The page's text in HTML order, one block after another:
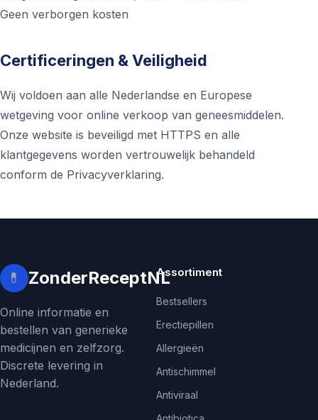
Geen verborgen kosten
Certificeringen & Veiligheid
Wij voldoen aan alle Nederlandse en Europese
wetgeving voor online verkoop van geneesmiddelen.
Onze website is beveiligd met HTTPS en alle
klantgegevens worden vertrouwelijk behandeld
conform de Privacyverklaring.
💊 ZonderReceptNL
Online informatie en
bestellen van generieke
medicijnen en zelfzorg.
Discrete levering in
Nederland.
Assortiment
Bestsellers
Erectiepillen
Allergieën
Antischimmel
Antiviraal